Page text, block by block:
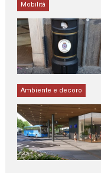
Mobilità
Ambiente e decoro